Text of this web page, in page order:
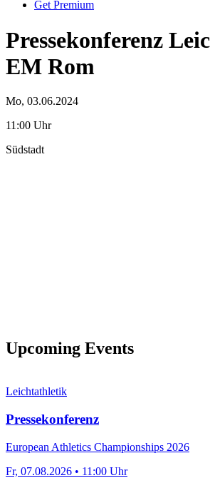
Get Premium
Pressekonferenz
EM Rom
Mo, 03.06.2024
11:00 Uhr
Südstadt
Upcoming Events
Leichtathletik
Pressekonferenz
European Athletics Championships 2026
Fr, 07.08.2026 • 11:00 Uhr